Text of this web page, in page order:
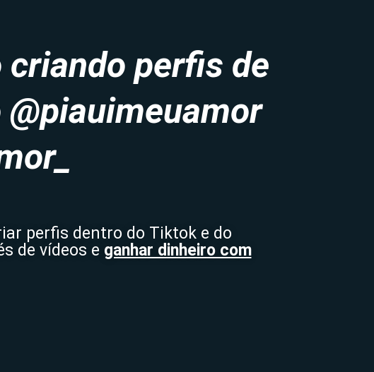
perfis de
perfis dentro do Tiktok e do
de vídeos e ganhar dinheiro com